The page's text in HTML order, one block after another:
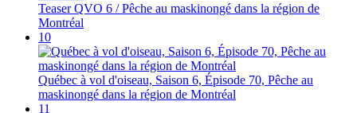
Teaser QVO 6 / Pêche au maskinongé dans la région de
Montréal
10
Québec à vol d'oiseau, Saison 6, Épisode 70, Pêche au
maskinongé dans la région de Montréal
11